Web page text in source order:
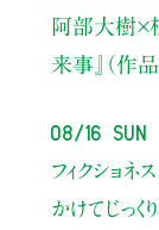
阿部大樹×
来事』（作
08/16 Sun
フィクショ
かけてじっく